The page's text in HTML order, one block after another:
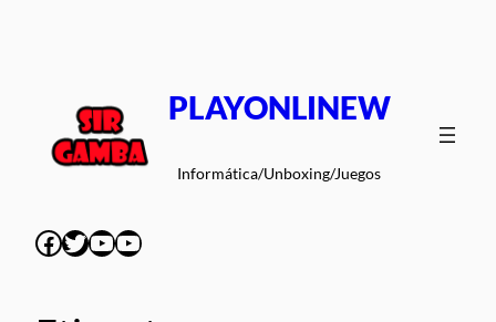
PLAYONLINEW
Informática/Unboxing/Juegos
Facebook
Twitter
YouTube
YouTube